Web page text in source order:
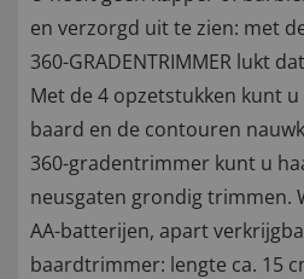
en verzorgd uit te zien: met de
360-GRADENTRIMMER lukt
Met de 4 opzetstukken kunt
baard en de contouren
360-gradentrimmer kunt u
neusgaten grondig trimmen.
AA-batterijen, apart
baardtrimmer: lengte ca. 15